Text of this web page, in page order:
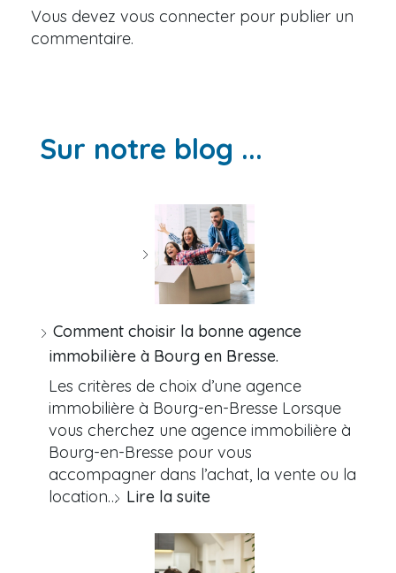
Vous devez vous connecter pour publier un
commentaire.
Sur notre blog ...
Comment choisir la bonne agence
immobilière à Bourg en Bresse.
Les critères de choix d’une agence
immobilière à Bourg-en-Bresse Lorsque
vous cherchez une agence immobilière à
Bourg-en-Bresse pour vous
accompagner dans l’achat, la vente ou la
location… Lire la suite